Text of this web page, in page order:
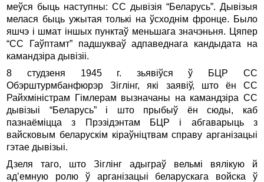
меўся быць наступны: СС дывiзiя “Беларусь”. Дывiзыя
мелася быць ужытая толькi на ўсходнiм фронце. Было
яшчэ i шмат iншых пунктаў меньшага значэньня. Цяпер
“СС Гаўптамт” падшукваў адпаведнага кандыдата на
камандзiра дывiзii.
8 студзеня 1945 г. зьявiўся ў БЦР СС
Обэрштурмбанфюрэр Зiглiнг, якi заявiў, што ён СС
Райхмiнiстрам Гiмлерам вызначаны на камандзiра СС
дывiзыi “Беларусь” i што прыбыў ён сюды, каб
пазнаёмiцца з Прэзiдэнтам БЦР i абгаварыць з
вайсковым беларускiм кiраўнiцтвам справу арганiзацыi
гэтае дывiзыi.
Дзеля таго, што Зiглiнг адыграў вельмi вялiкую й
ад’емную ролю ў арганiзацыi беларускага войска ў